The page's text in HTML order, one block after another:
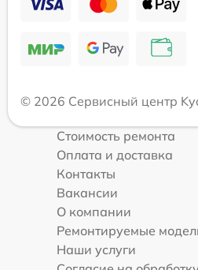
© 2026 Сервисный центр
Стоимость ремонта
Оплата и доставка
Контакты
Вакансии
О компании
Ремонтируемые
Наши услуги